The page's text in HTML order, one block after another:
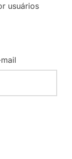
usuários